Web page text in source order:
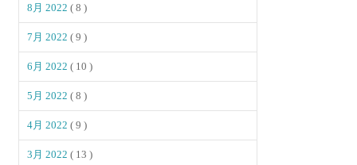
8月 2022( 8 )
7月 2022( 9 )
6月 2022( 10 )
5月 2022( 8 )
4月 2022( 9 )
3月 2022( 13 )